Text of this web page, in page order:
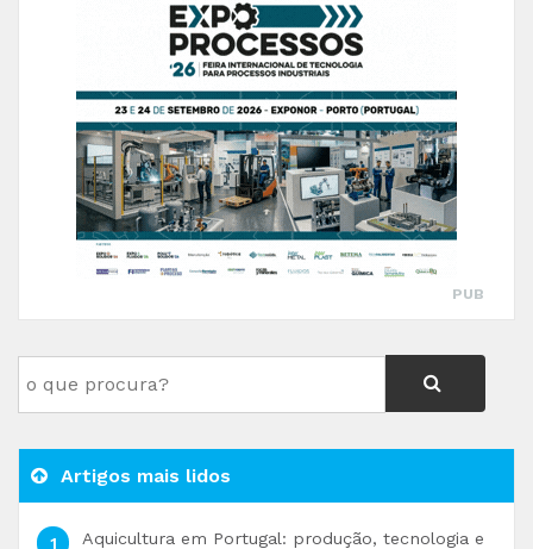
PUB
Artigos mais lidos
Aquicultura em Portugal: produção, tecnologia e